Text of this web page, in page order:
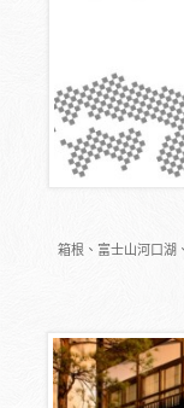
箱根、富士山河口湖